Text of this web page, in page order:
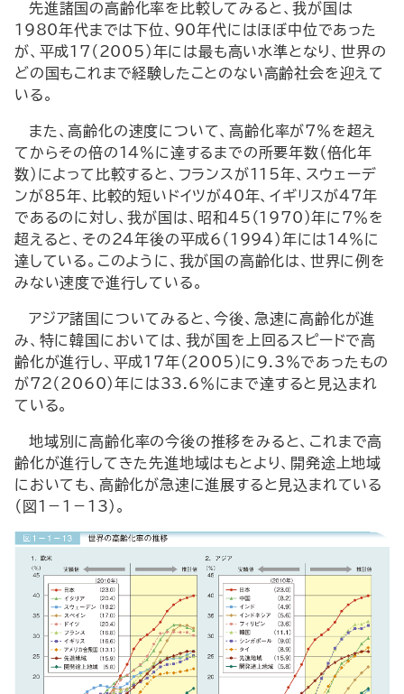
先進諸国の高齢化率を比較してみると、我が国は
1980年代までは下位、90年代にはほぼ中位であった
が、平成17（2005）年には最も高い水準となり、世界の
どの国もこれまで経験したことのない高齢社会を迎えて
いる。
また、高齢化の速度について、高齢化率が7％を超え
てからその倍の14％に達するまでの所要年数（倍化年
数）によって比較すると、フランスが115年、スウェーデ
ンが85年、比較的短いドイツが40年、イギリスが47年
であるのに対し、我が国は、昭和45（1970）年に7％を
超えると、その24年後の平成6（1994）年には14％に
達している。このように、我が国の高齢化は、世界に例を
みない速度で進行している。
アジア諸国についてみると、今後、急速に高齢化が進
み、特に韓国においては、我が国を上回るスピードで高
齢化が進行し、平成17年（2005）に9.3％であったもの
が72（2060）年には33.6％にまで達すると見込まれ
ている。
地域別に高齢化率の今後の推移をみると、これまで高
齢化が進行してきた先進地域はもとより、開発途上地域
においても、高齢化が急速に進展すると見込まれている
（図1－1－13）。